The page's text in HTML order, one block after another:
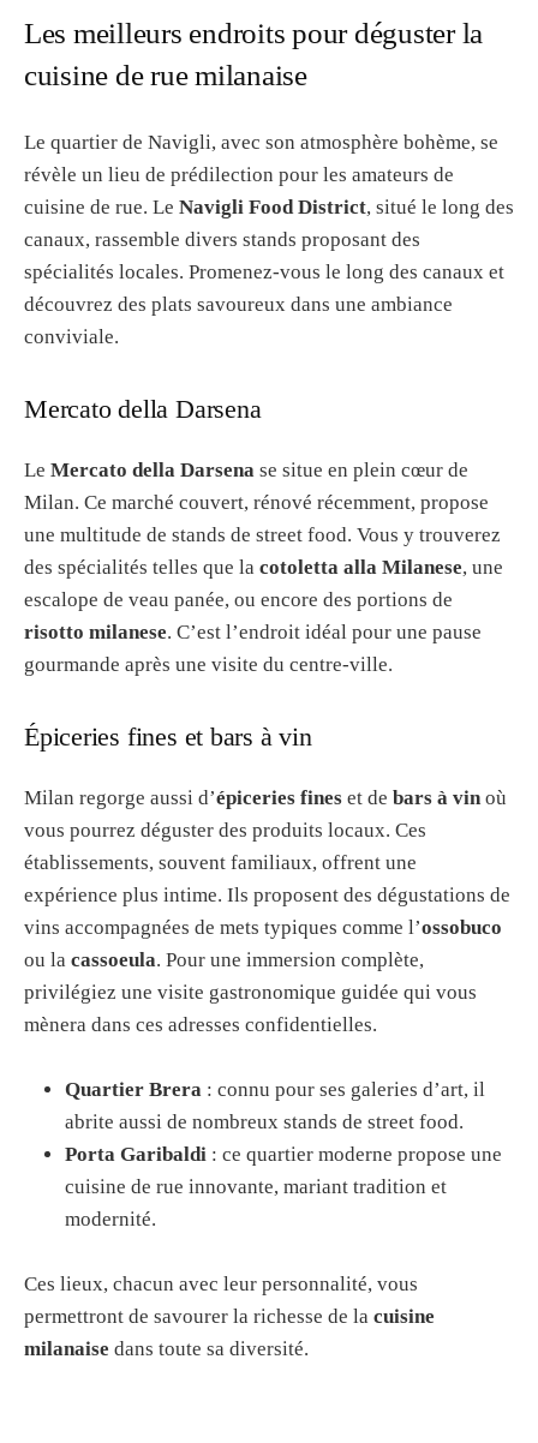
Les meilleurs endroits pour déguster la
cuisine de rue milanaise
Le quartier de Navigli, avec son atmosphère bohème, se
révèle un lieu de prédilection pour les amateurs de
cuisine de rue. Le Navigli Food District, situé le long des
canaux, rassemble divers stands proposant des
spécialités locales. Promenez-vous le long des canaux et
découvrez des plats savoureux dans une ambiance
conviviale.
Mercato della Darsena
Le Mercato della Darsena se situe en plein cœur de
Milan. Ce marché couvert, rénové récemment, propose
une multitude de stands de street food. Vous y trouverez
des spécialités telles que la cotoletta alla Milanese, une
escalope de veau panée, ou encore des portions de
risotto milanese. C’est l’endroit idéal pour une pause
gourmande après une visite du centre-ville.
Épiceries fines et bars à vin
Milan regorge aussi d’épiceries fines et de bars à vinoù
vous pourrez déguster des produits locaux. Ces
établissements, souvent familiaux, offrent une
expérience plus intime. Ils proposent des dégustations de
vins accompagnées de mets typiques comme l’ossobuco
ou la cassoeula. Pour une immersion complète,
privilégiez une visite gastronomique guidée qui vous
mènera dans ces adresses confidentielles.
Quartier Brera : connu pour ses galeries d’art, il
abrite aussi de nombreux stands de street food.
Porta Garibaldi : ce quartier moderne propose une
cuisine de rue innovante, mariant tradition et
modernité.
Ces lieux, chacun avec leur personnalité, vous
permettront de savourer la richesse de la cuisine
milanaise dans toute sa diversité.